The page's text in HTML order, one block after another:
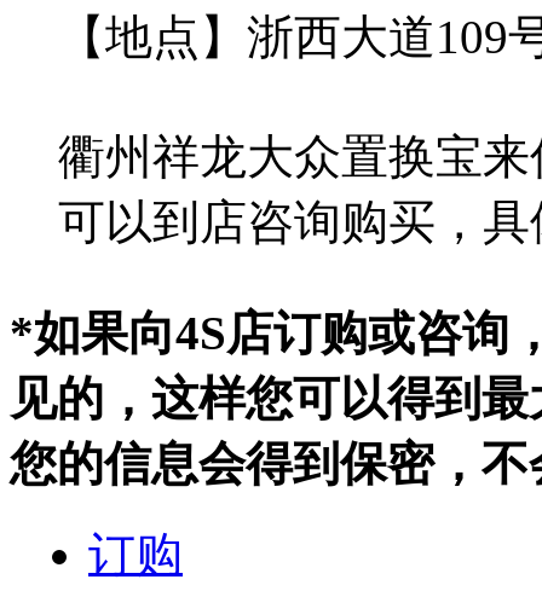
【地点】浙西大道
衢州祥龙大众置换宝
可以到店咨询购买，
*如果向4S店订购或咨询
见的，这样您可以得到
您的信息会得到保密，
订购